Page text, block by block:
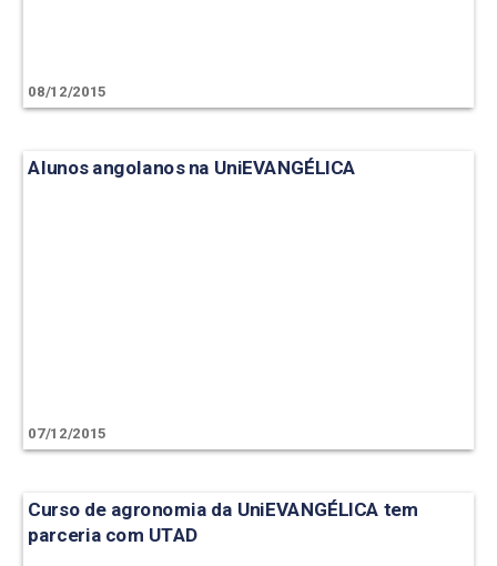
08/12/2015
Alunos angolanos na UniEVANGÉLICA
07/12/2015
Curso de agronomia da UniEVANGÉLICA tem
parceria com UTAD